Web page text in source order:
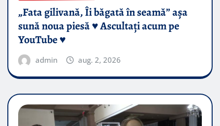
„Fata gilivană, Îi băgată în seamă” așa
sună noua piesă ♥️ Ascultați acum pe
YouTube ♥️
admin aug. 2, 2026